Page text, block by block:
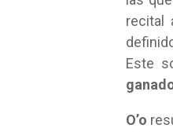
recital
Este
O’o